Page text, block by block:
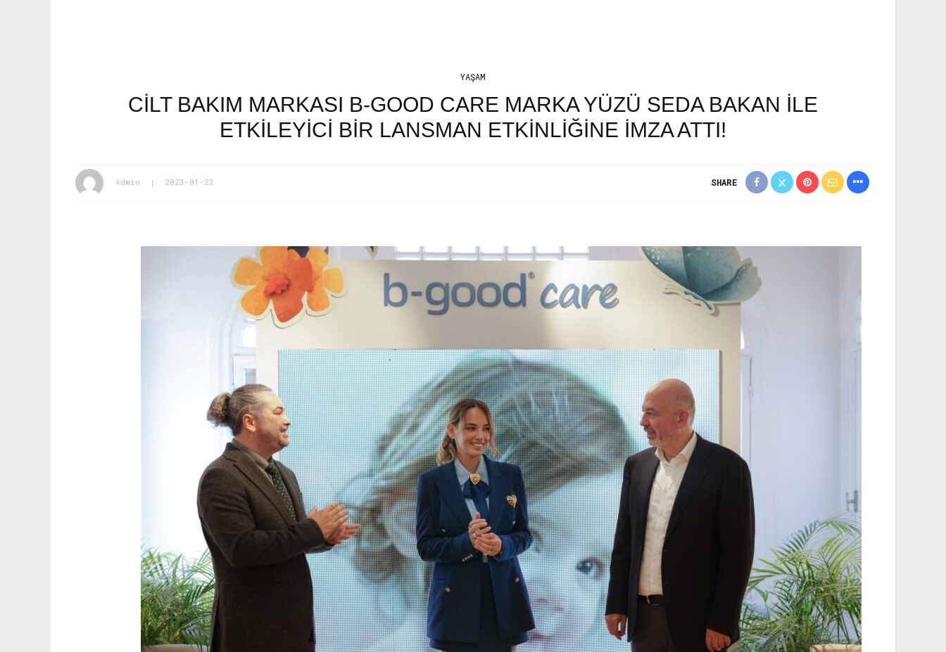
YAŞAM
CİLT BAKIM MARKASI B-GOOD CARE MARKA YÜZÜ SEDA BAKAN İLE
ETKİLEYİCİ BİR LANSMAN ETKİNLİĞİNE İMZA ATTI!
Admin 2023-01-23 SHARE